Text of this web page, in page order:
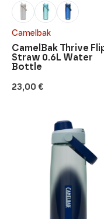
Camelbak
23,00 €
CamelBak Thrive
Straw 0.6L Water
Bottle